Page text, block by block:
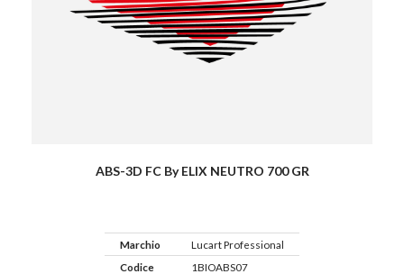
ABS-3D FC By ELIX NEUTRO 700 GR
Marchio
Lucart Professional
Codice
1BIOABS07